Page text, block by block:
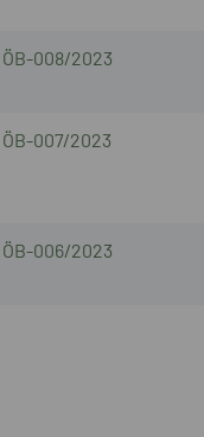
ÖB-008/2023
ÖB-007/2023
ÖB-006/2023